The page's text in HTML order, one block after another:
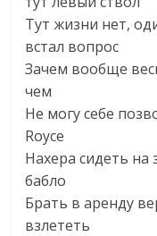
Тут жизни нет,
встал вопрос
Зачем вообще
чем
Не могу себе
Royce
Нахера сидеть
бабло
Брать в аренду
взлететь